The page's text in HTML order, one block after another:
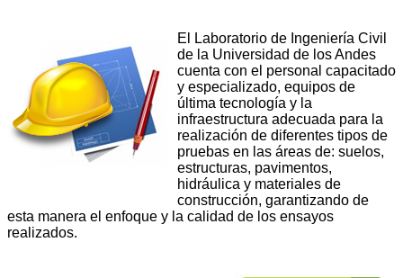
El Laboratorio de Ingeniería Civil
de la Universidad de los Andes
cuenta con el personal capacitado
y especializado, equipos de
última tecnología y la
infraestructura adecuada para la
realización de diferentes tipos de
pruebas en las áreas de: suelos,
estructuras, pavimentos,
hidráulica y materiales de
construcción, garantizando de
esta manera el enfoque y la calidad de los ensayos
realizados.